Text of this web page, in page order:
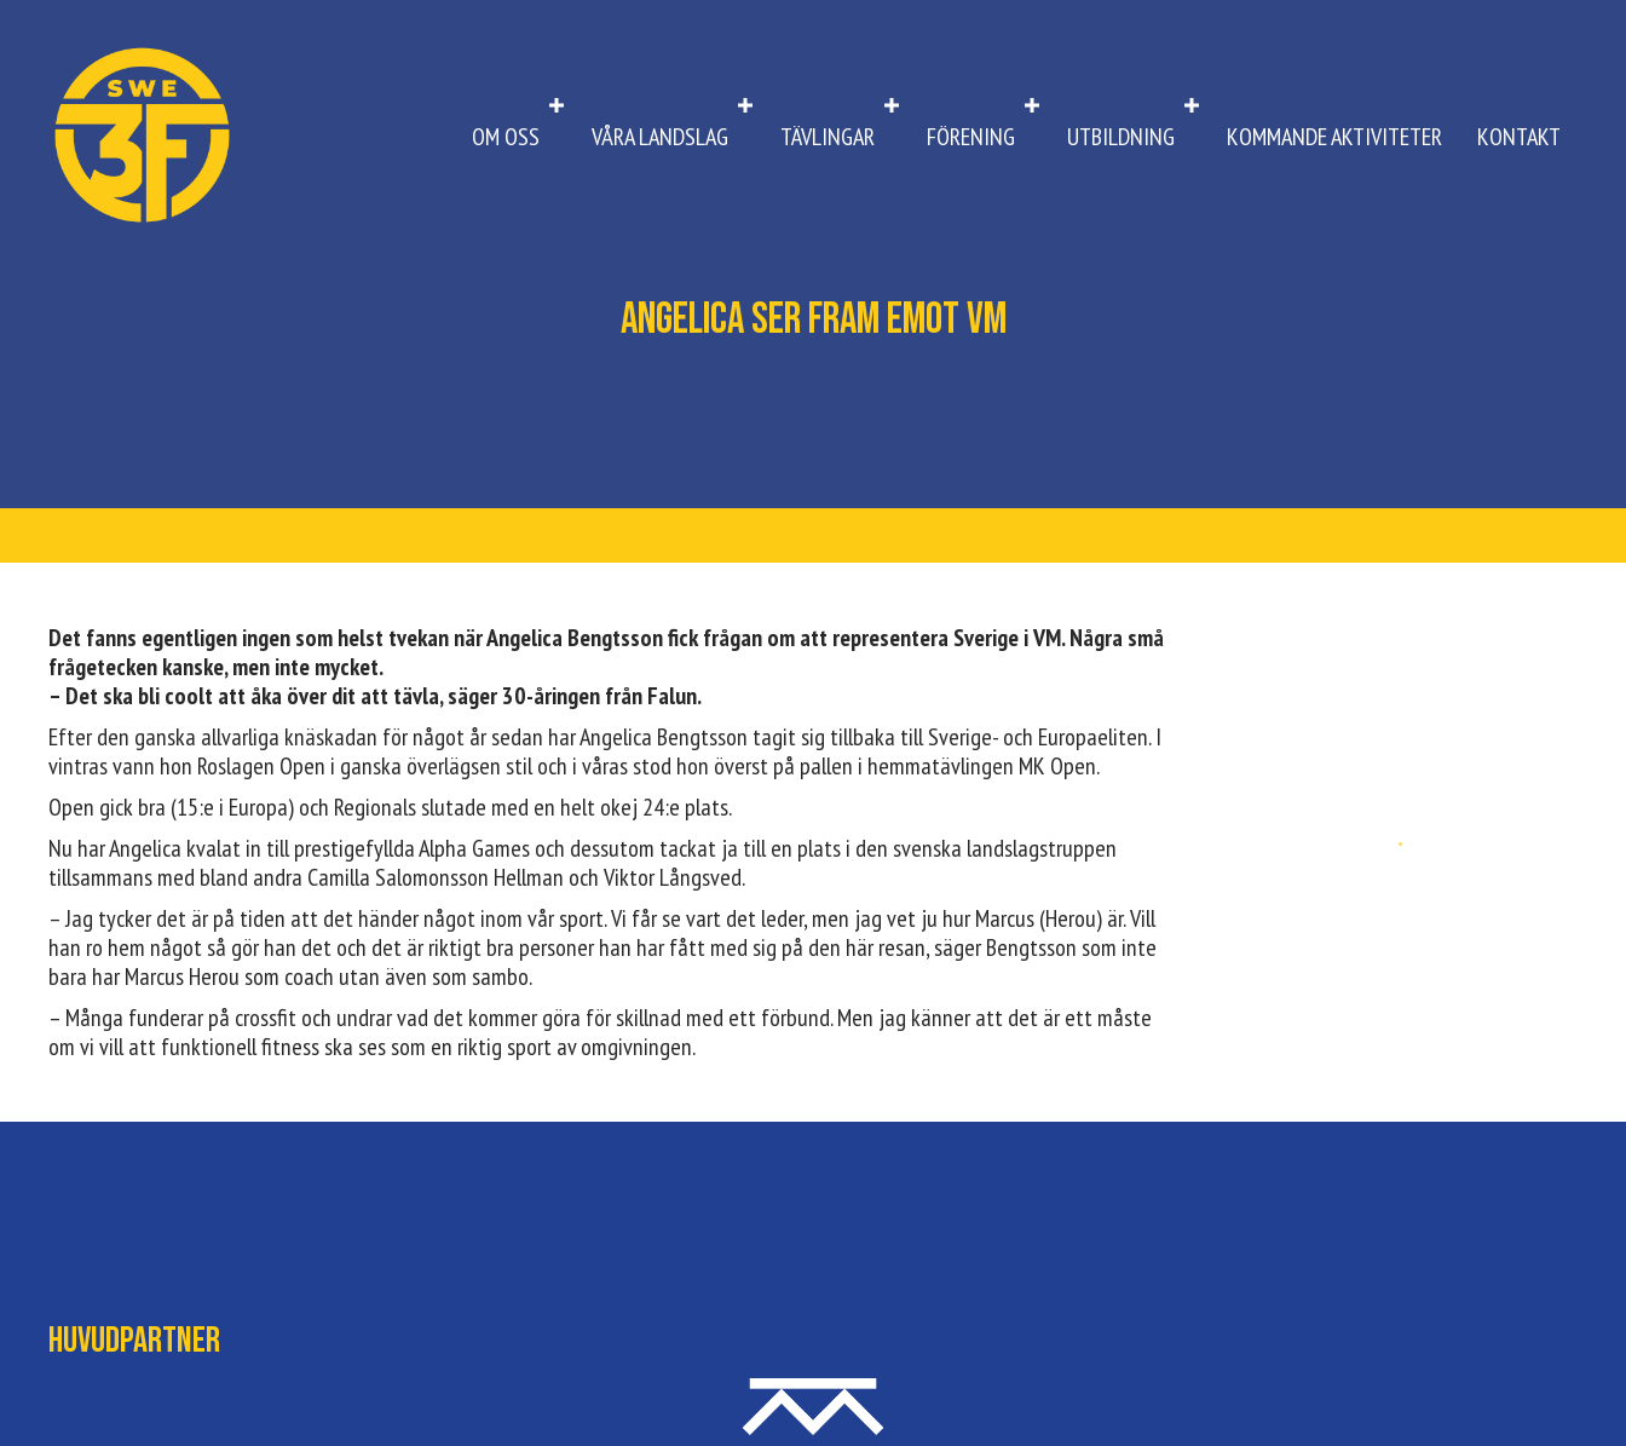
OM OSS VÅRA LANDSLAG TÄVLINGAR FÖRENING UTBILDNING KOMMANDE AKTIVITETER KONTAKT
Angelica ser fram emot VM
Det fanns egentligen ingen som helst tvekan när Angelica Bengtsson fick frågan om att representera Sverige i VM. Några små
frågetecken kanske, men inte mycket.
– Det ska bli coolt att åka över dit att tävla, säger 30-åringen från Falun.
Efter den ganska allvarliga knäskadan för något år sedan har Angelica Bengtsson tagit sig tillbaka till Sverige- och Europaeliten. I
vintras vann hon Roslagen Open i ganska överlägsen stil och i våras stod hon överst på pallen i hemmatävlingen MK Open.
Open gick bra (15:e i Europa) och Regionals slutade med en helt okej 24:e plats.
Nu har Angelica kvalat in till prestigefyllda Alpha Games och dessutom tackat ja till en plats i den svenska landslagstruppen
tillsammans med bland andra Camilla Salomonsson Hellman och Viktor Långsved.
– Jag tycker det är på tiden att det händer något inom vår sport. Vi får se vart det leder, men jag vet ju hur Marcus (Herou) är. Vill
han ro hem något så gör han det och det är riktigt bra personer han har fått med sig på den här resan, säger Bengtsson som inte
bara har Marcus Herou som coach utan även som sambo.
– Många funderar på crossfit och undrar vad det kommer göra för skillnad med ett förbund. Men jag känner att det är ett måste
om vi vill att funktionell fitness ska ses som en riktig sport av omgivningen.
Huvudpartner